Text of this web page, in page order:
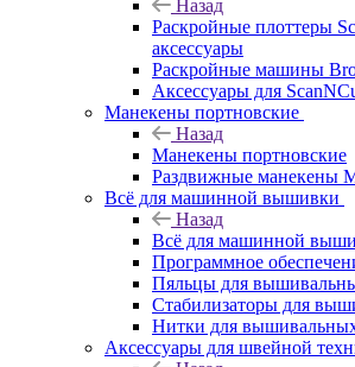
Назад
Раскройные плоттеры
аксессуары
Раскройные машины
Аксессуары для
Манекены портновские
Назад
Манекены портновские
Раздвижные манекены
Всё для машинной вышивки
Назад
Всё для машинной
Программное
Пяльцы для
Стабилизаторы для
Нитки для
Аксессуары для швейной